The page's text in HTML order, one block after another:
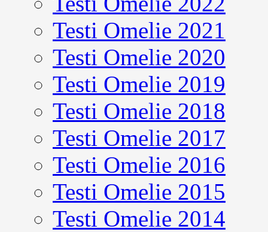
Testi Omelie 2021
Testi Omelie 2020
Testi Omelie 2019
Testi Omelie 2018
Testi Omelie 2017
Testi Omelie 2016
Testi Omelie 2015
Testi Omelie 2014